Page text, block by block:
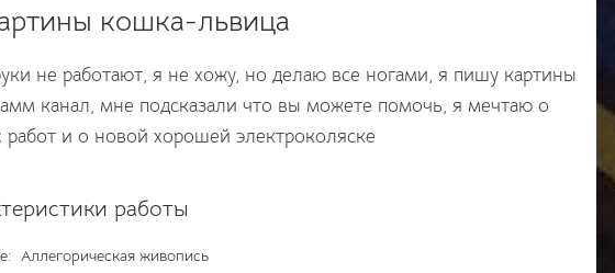
кошка-львица
не работают, я не хожу, но делаю все ногами, я пишу картины
канал, мне подсказали что вы можете помочь, я мечтаю о
и о новой хорошей электроколяске
работы
Аллегорическая живопись